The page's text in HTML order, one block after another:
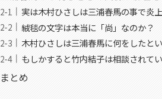
実は木村ひさしは三浦春馬の事で炎
絨毯の文字は本当に「尚」なのか？
木村ひさしは三浦春馬に何をしたと
もしかすると竹内結子は相談されて
まとめ